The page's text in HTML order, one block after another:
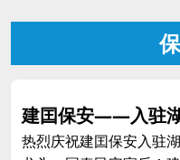
建囯保安——入驻
热烈庆祝建囯保安入驻